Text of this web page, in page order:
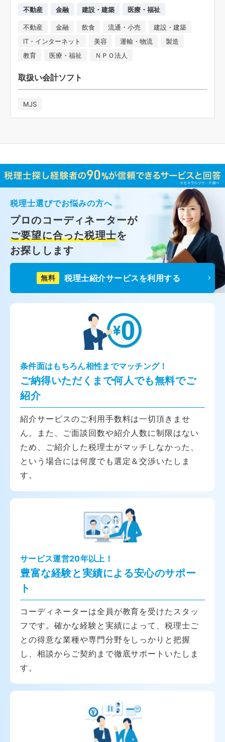
不動産 金融 建設・建築 医療・福祉
不動産 金融 飲食 流通・小売
建設・建築
IT・インターネット
美容 運輸・物流
製造
教育
医療・福祉 ＮＰＯ法人
取扱い会計ソフト
MJS
税理士選びでお悩みの方へ
プロのコーディネーターが
ご要望に合った税理士を
お探しします
無料 税理士紹介サービスを利用する
条件面はもちろん相性までマッチング！
ご納得いただくまで何人でも無料でご
紹介
紹介サービスのご利用手数料は一切頂きませ
ん。また、ご面談回数や紹介人数に制限はない
ため、ご紹介した税理士がマッチしなかった、
という場合には何度でも選定＆交渉いたしま
す。
サービス運営20年以上！
豊富な経験と実績による安心のサポー
ト
コーディネーターは全員が教育を受けたスタッ
フです。確かな経験と実績によって、税理士ご
との得意な業種や専門分野をしっかりと把握
し、相談からご契約まで徹底サポートいたしま
す。